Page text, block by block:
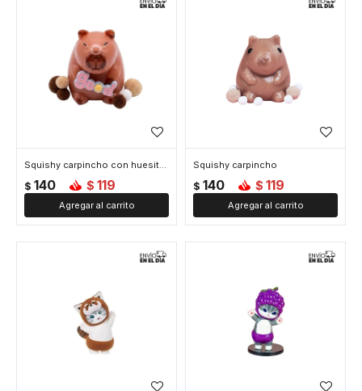
Squishy carpincho con huesito - Marron
$ 140 $ 119
Squishy carpincho
$ 140 $ 119